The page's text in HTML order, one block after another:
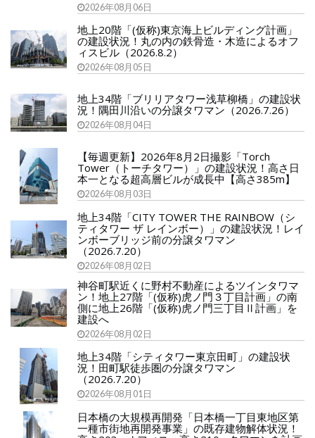
2026年08月06日
地上20階「(仮称)東京海上ビルディング計画」
の建設状況！丸の内の鉄骨造・木造によるオフ
ィスビル（2026.8.2）
2026年08月05日
地上34階「ブリリアタワー浅草柳橋」の建設状
況！隅田川沿いの分譲タワマン（2026.7.26）
2026年08月04日
【毎週更新】2026年8月2日撮影「Torch
Tower（トーチタワー）」の建設状況！高さ日
本一となる超高層ビルが成長中【高さ385m】
2026年08月03日
地上34階「CITY TOWER THE RAINBOW（シ
ティタワー ザ レインボー）」の建設状況！レイ
ンボーブリッジ前の分譲タワマン
（2026.7.20）
2026年08月02日
神谷町駅近くに野村不動産によるツインタワマ
ン！地上27階「(仮称)虎ノ門３丁目計画」の南
側に地上26階「(仮称)虎ノ門三丁目Ⅱ計画」を
建設へ
2026年08月02日
地上34階「シティタワー東京田町」の建設状
況！田町駅徒歩圏の分譲タワマン
（2026.7.20）
2026年08月01日
日本橋の大規模再開発「日本橋一丁目東地区第
一種市街地再開発事業」の既存建物解体状況！